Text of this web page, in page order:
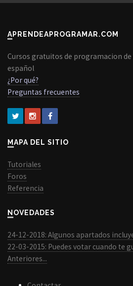
APRENDEAPROGRAMAR.COM
Cursos gratuitos de programacion
español
¿Por qué?
Preguntas frecuentes
MAPA DEL SITIO
Tutoriales
Foros
Referencia
NOVEDADES
24-12-2018: Algunos apartados
22-03-2015: Puedes votar cuando te
Anteriores...